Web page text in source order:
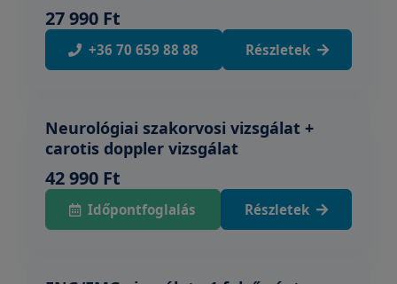
27 990 Ft
+36 70 659 88 88 Részletek
Neurológiai szakorvosi vizsgálat +
carotis doppler vizsgálat
42 990 Ft
Időpontfoglalás Részletek